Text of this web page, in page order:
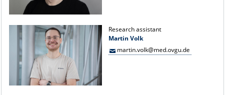
Research assistant
Martin Volk
martin.volk@med.ovgu.de